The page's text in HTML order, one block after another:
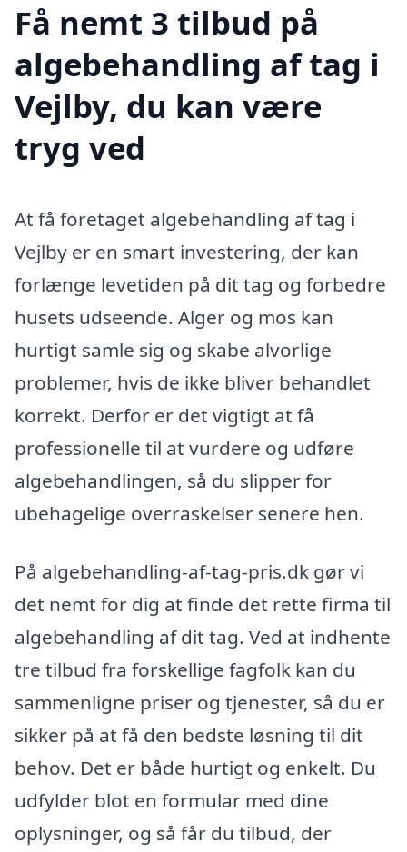
Få nemt 3 tilbud på
algebehandling af tag i
Vejlby, du kan være
tryg ved
At få foretaget algebehandling af tag i
Vejlby er en smart investering, der kan
forlænge levetiden på dit tag og forbedre
husets udseende. Alger og mos kan
hurtigt samle sig og skabe alvorlige
problemer, hvis de ikke bliver behandlet
korrekt. Derfor er det vigtigt at få
professionelle til at vurdere og udføre
algebehandlingen, så du slipper for
ubehagelige overraskelser senere hen.
På algebehandling-af-tag-pris.dk gør vi
det nemt for dig at finde det rette firma til
algebehandling af dit tag. Ved at indhente
tre tilbud fra forskellige fagfolk kan du
sammenligne priser og tjenester, så du er
sikker på at få den bedste løsning til dit
behov. Det er både hurtigt og enkelt. Du
udfylder blot en formular med dine
oplysninger, og så får du tilbud, der